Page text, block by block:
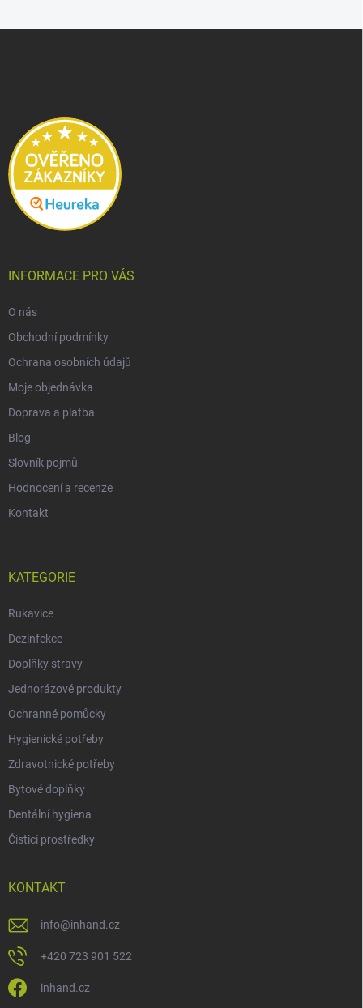
INFORMACE PRO VÁS
O nás
Obchodní podmínky
Ochrana osobních údajů
Moje objednávka
Doprava a platba
Blog
Slovník pojmů
Hodnocení a recenze
Kontakt
KATEGORIE
Rukavice
Dezinfekce
Doplňky stravy
Jednorázové produkty
Ochranné pomůcky
Hygienické potřeby
Zdravotnické potřeby
Bytové doplňky
Dentální hygiena
Čisticí prostředky
KONTAKT
info@inhand.cz
+420 723 901 522
inhand.cz